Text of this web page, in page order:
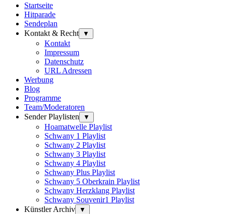
Startseite
Hitparade
Sendeplan
Kontakt & Recht
▼
Kontakt
Impressum
Datenschutz
URL Adressen
Werbung
Blog
Programme
Team/Moderatoren
Sender Playlisten
▼
Hoamatwelle Playlist
Schwany 1 Playlist
Schwany 2 Playlist
Schwany 3 Playlist
Schwany 4 Playlist
Schwany Plus Playlist
Schwany 5 Oberkrain Playlist
Schwany Herzklang Playlist
Schwany Souvenir1 Playlist
Künstler Archiv
▼